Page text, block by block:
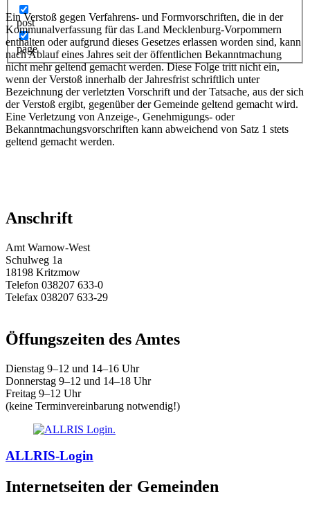
post
page
Ein Verstoß gegen Verfahrens- und Formvorschriften, die in der
Kommunalverfassung für das Land Mecklenburg-Vorpommern
enthalten oder aufgrund dieses Gesetzes erlassen worden sind, kann
nach Ablauf eines Jahres seit der öffentlichen Bekanntmachung
nicht mehr geltend gemacht werden. Diese Folge tritt nicht ein,
wenn der Verstoß innerhalb der Jahresfrist schriftlich unter
Bezeichnung der verletzten Vorschrift und der Tatsache, aus der sich
der Verstoß ergibt, gegenüber der Gemeinde geltend gemacht wird.
Eine Verletzung von Anzeige-, Genehmigungs- oder
Bekanntmachungsvorschriften kann abweichend von Satz 1 stets
geltend gemacht werden.
Anschrift
Amt Warnow-West
Schulweg 1a
18198 Kritzmow
Telefon 038207 633-0
Telefax 038207 633-29
Öffungszeiten des Amtes
Dienstag 9–12 und 14–16 Uhr
Donnerstag 9–12 und 14–18 Uhr
Freitag 9–12 Uhr
(keine Terminvereinbarung notwendig!)
ALLRIS-Login
Internetseiten der Gemeinden